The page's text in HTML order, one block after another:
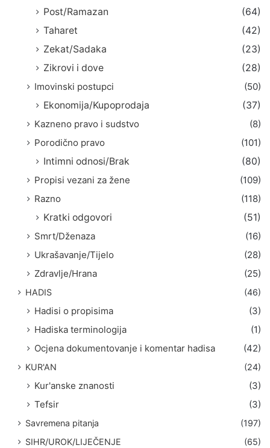
Post/Ramazan
(64)
Taharet
(42)
Zekat/Sadaka
(23)
Zikrovi i dove
(28)
Imovinski postupci
(50)
Ekonomija/Kupoprodaja
(37)
Kazneno pravo i sudstvo
(8)
Porodično pravo
(101)
Intimni odnosi/Brak
(80)
Propisi vezani za žene
(109)
Razno
(118)
Kratki odgovori
(51)
Smrt/Dženaza
(16)
Ukrašavanje/Tijelo
(28)
Zdravlje/Hrana
(25)
HADIS (46)
Hadisi o propisima
(3)
Hadiska terminologija
(1)
Ocjena dokumentovanje i komentar hadisa
(42)
KUR'AN (24)
Kur'anske znanosti
(3)
Tefsir
(3)
Savremena pitanja
(197)
SIHR/UROK/LIJEČENJE
(65)